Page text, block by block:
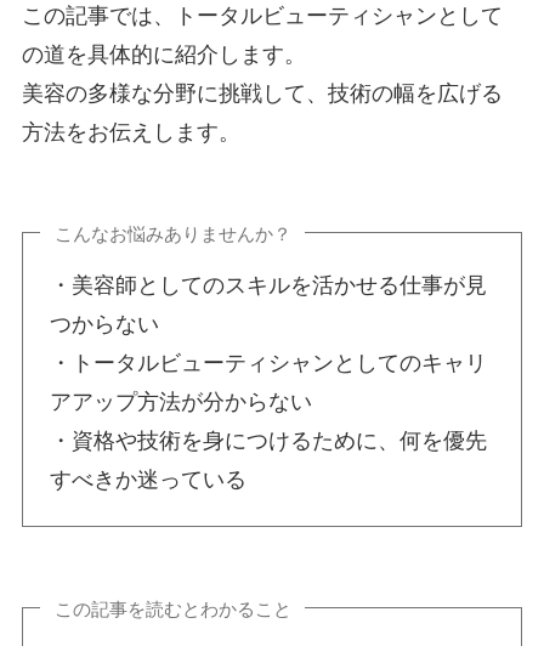
この記事では、トータルビューティシャンとして
の道を具体的に紹介します。
美容の多様な分野に挑戦して、技術の幅を広げる
方法をお伝えします。
こんなお悩みありませんか？
・美容師としてのスキルを活かせる仕事が見
つからない
・トータルビューティシャンとしてのキャリ
アアップ方法が分からない
・資格や技術を身につけるために、何を優先
すべきか迷っている
この記事を読むとわかること